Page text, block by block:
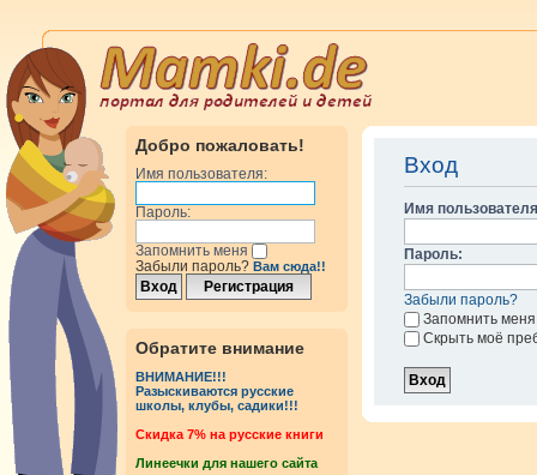
Добро пожаловать!
Имя пользователя:
Пароль:
Запомнить меня
Забыли пароль? Вам сюда!!
Обратите внимание
ВНИМАНИЕ!!!
Разыскиваются русские
школы, клубы, садики!!!
Cкидка 7% на русские книги
Линеечки для нашего сайта
Вход
Имя
Пароль:
Забыли пароль?
Запомнить меня
Скрыть моё